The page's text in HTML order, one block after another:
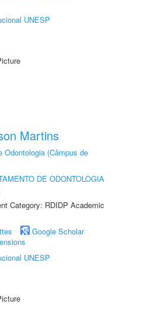
UNESP
Martins
Odontologia (Câmpus de
DE ODONTOLOGIA
Category: RDIDP Academic
Google Scholar
UNESP